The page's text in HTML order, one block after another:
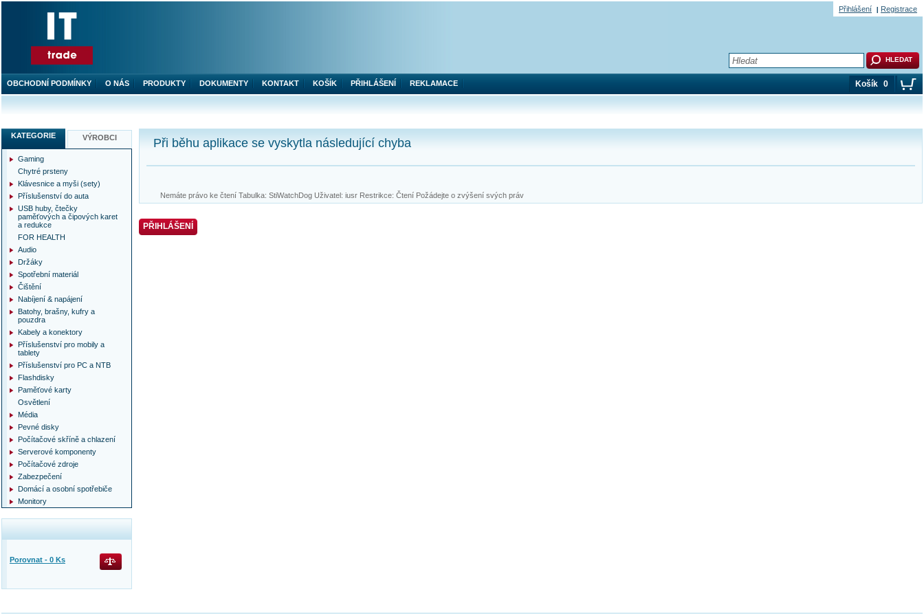
Při běhu aplikace se vyskytla následující chyba
Nemáte právo ke čtení Tabulka: StiWatchDog Uživatel: iusr Restrikce: Čtení Požádejte o zvýšení svých práv
PŘIHLÁŠENÍ
KATEGORIE VÝROBCI
Gaming
Chytré prsteny
Klávesnice a myši (sety)
Příslušenství do auta
USB huby, čtečky
paměťových a čipových karet
a redukce
FOR HEALTH
Audio
Držáky
Spotřební materiál
Čištění
Nabíjení & napájení
Batohy, brašny, kufry a
pouzdra
Kabely a konektory
Příslušenství pro mobily a
tablety
Příslušenství pro PC a NTB
Flashdisky
Paměťové karty
Osvětlení
Média
Pevné disky
Počítačové skříně a chlazení
Serverové komponenty
Počítačové zdroje
Zabezpečení
Domácí a osobní spotřebiče
Monitory
Porovnat - 0 Ks
OBCHODNÍ PODMÍNKY O NÁS PRODUKTY DOKUMENTY KONTAKT KOŠÍK PŘIHLÁŠENÍ REKLAMACE Košík 0
Přihlášení Registrace